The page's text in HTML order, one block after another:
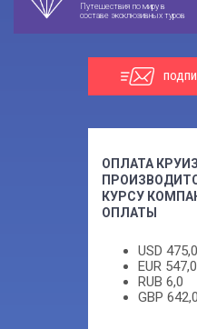
Путешествия по миру в
составе эксклюзивных туров
ОПЛАТА
КУРСУ
ОПЛАТЫ
USD
EUR
RUB 6,0
GBP